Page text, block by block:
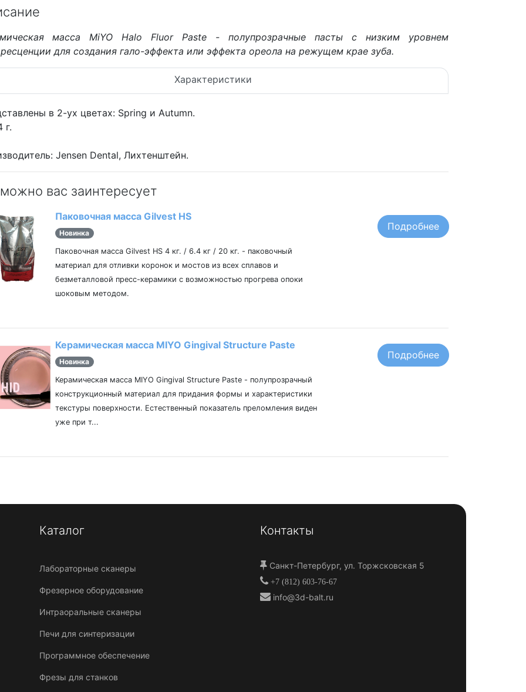
масса MiYO Halo Fluor Paste - полупрозрачные пасты с низким уровнем
для создания гало-эффекта или эффекта ореола на режущем крае зуба.
Характеристики
в 2-ух цветах: Spring и Autumn.
г.
Jensen Dental, Лихтенштейн.
вас заинтересует
Паковочная масса Gilvest HS
Новинка
Паковочная масса Gilvest HS 4 кг. / 6.4 кг / 20 кг. - паковочный
материал для отливки коронок и мостов из всех сплавов и
безметалловой пресс-керамики с возможностью прогрева опоки
шоковым методом.
Подробнее
Керамическая масса MIYO Gingival Structure Paste
Новинка
Керамическая масса MIYO Gingival Structure Paste - полупрозрачный
конструкционный материал для придания формы и характеристики
текстуры поверхности. Естественный показатель преломления виден
уже при т...
Подробнее
Каталог
Лабораторные сканеры
Фрезерное оборудование
Интраоральные сканеры
Печи для синтеризации
Программное обеспечение
Фрезы для станков
Контакты
Санкт-Петербург, ул. Торжсковская 5
+7 (812) 603-76-67
info@3d-balt.ru